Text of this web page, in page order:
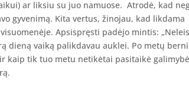
ar liksiu su juo namuose. Atrodė, kad
gyvenimą. Kita vertus, žinojau, kad
Apsispręsti padėjo mintis:
dieną vaiką palikdavau auklei. Po metų
ir kaip tik tuo metu netikėtai pasitaikė